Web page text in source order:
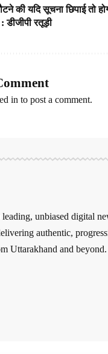
की यदि सूचना छिपाई तो
डीजीपी रतूड़ी
in to post a comment.
unbiased digital
authentic,
Uttarakhand and beyond.